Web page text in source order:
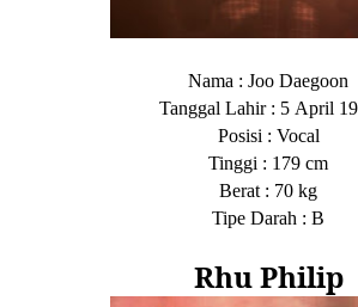
Nama : Joo Daegoon
Tanggal Lahir : 5 April
Posisi : Vocal
Tinggi : 179 cm
Berat : 70 kg
Tipe Darah : B
Rhu Philip